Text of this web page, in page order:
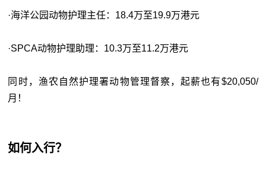
·海洋公园动物护理主任： 18.4万至19.9万港元
·SPCA动物护理助理： 10.3万至11.2万港元
同时，渔农自然护理署动物管理督察，起薪也有$20,050/
月！
如何入行？